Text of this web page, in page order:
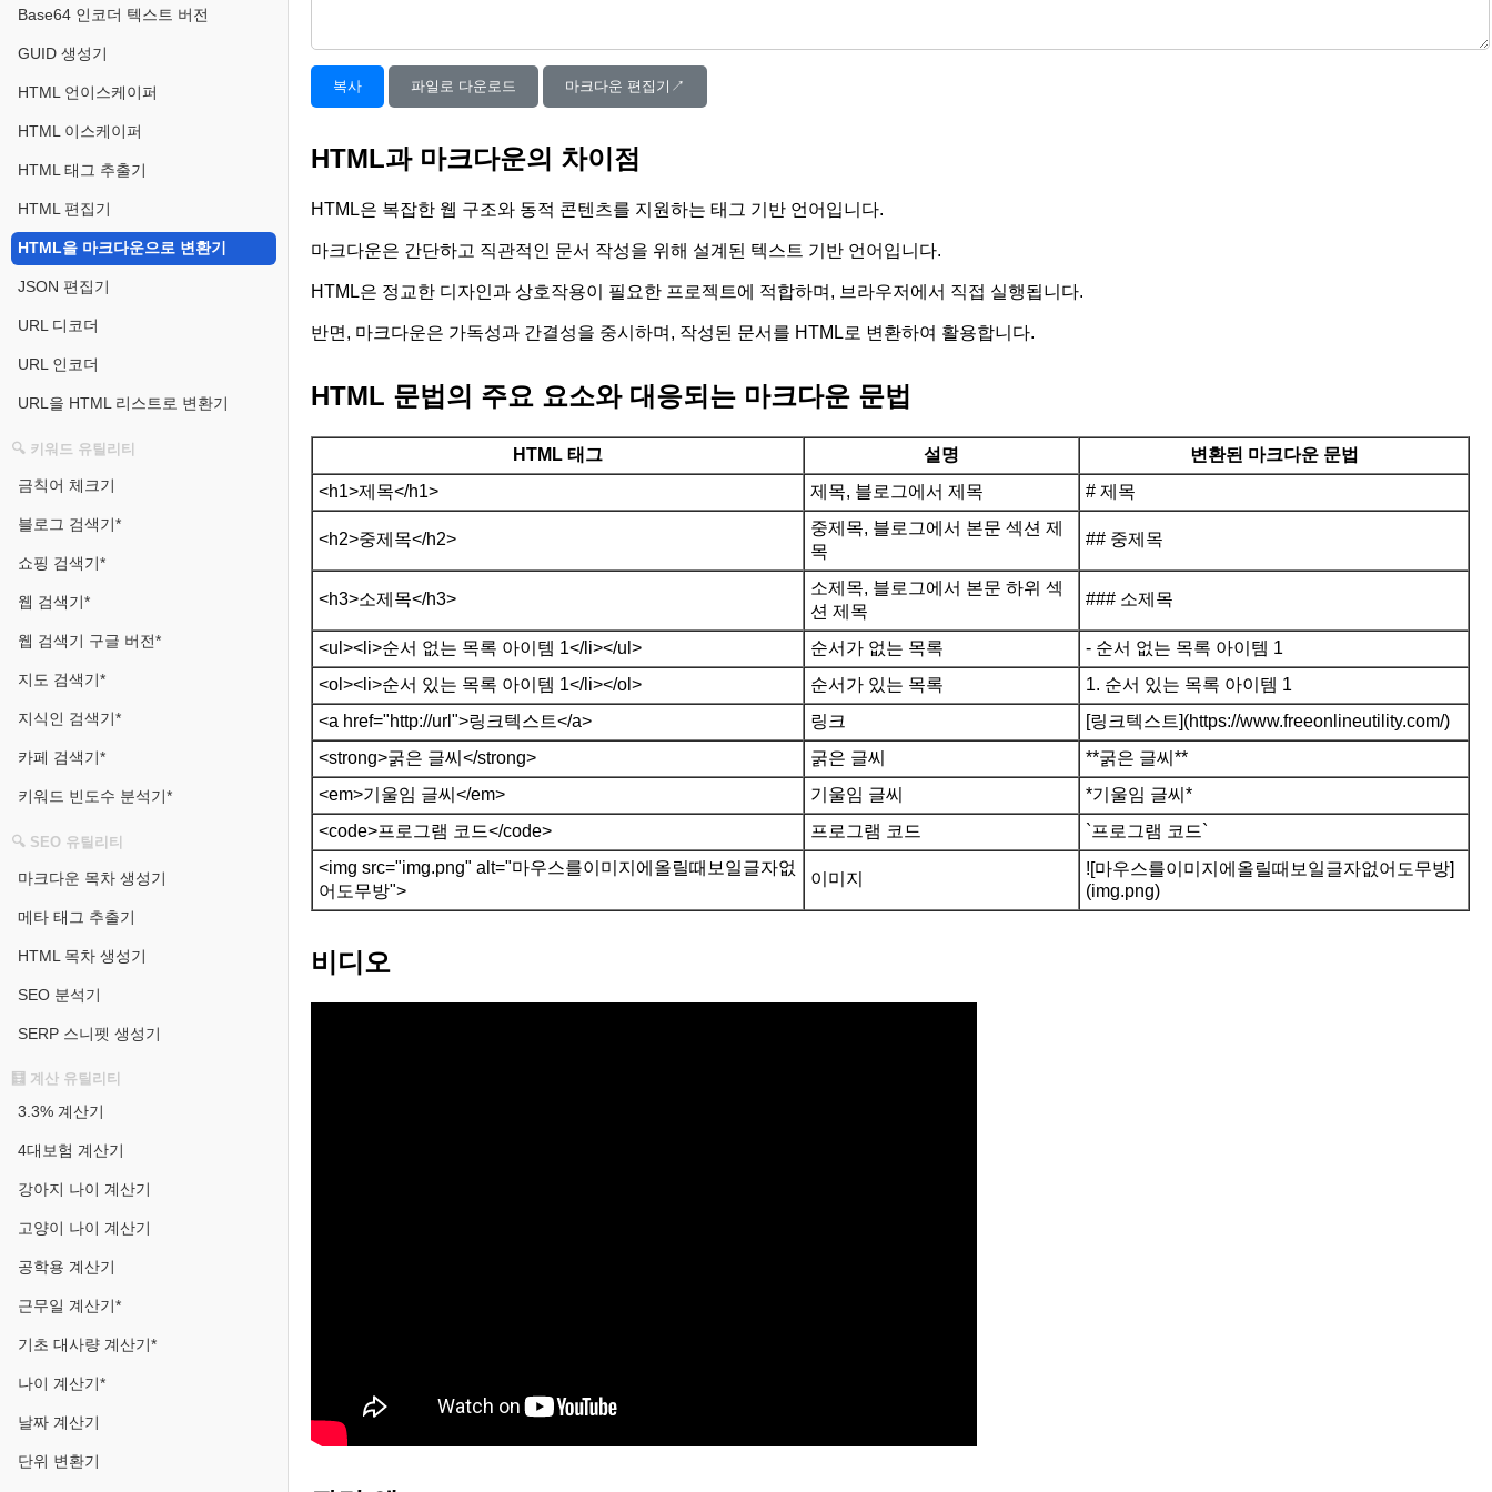
Base64 인코더 텍스트 버전
GUID 생성기
HTML 언이스케이퍼
HTML 이스케이퍼
HTML 태그 추출기
HTML 편집기
HTML을 마크다운으로 변환기
JSON 편집기
URL 디코더
URL 인코더
URL을 HTML 리스트로 변환기
🔍 키워드 유틸리티
금칙어 체크기
블로그 검색기*
쇼핑 검색기*
웹 검색기*
웹 검색기 구글 버전*
지도 검색기*
지식인 검색기*
카페 검색기*
키워드 빈도수 분석기*
🔍 SEO 유틸리티
마크다운 목차 생성기
메타 태그 추출기
HTML 목차 생성기
SEO 분석기
SERP 스니펫 생성기
🧮 계산 유틸리티
3.3% 계산기
4대보험 계산기
강아지 나이 계산기
고양이 나이 계산기
공학용 계산기
근무일 계산기*
기초 대사량 계산기*
나이 계산기*
날짜 계산기
단위 변환기
복사 파일로 다운로드 마크다운 편집기↗︎
HTML과 마크다운의 차이점
HTML은 복잡한 웹 구조와 동적 콘텐츠를 지원하는 태그 기반 언어입니다.
마크다운은 간단하고 직관적인 문서 작성을 위해 설계된 텍스트 기반 언어입니다.
HTML은 정교한 디자인과 상호작용이 필요한 프로젝트에 적합하며, 브라우저에서 직접 실행됩니다.
반면, 마크다운은 가독성과 간결성을 중시하며, 작성된 문서를 HTML로 변환하여 활용합니다.
HTML 문법의 주요 요소와 대응되는 마크다운 문법
HTML 태그 설명
변환된 마크다운 문법
<h1>제목</h1>
제목, 블로그에서 제목 # 제목
<h2>중제목</h2>
중제목, 블로그에서 본문 섹션 제
목
## 중제목
<h3>소제목</h3>
소제목, 블로그에서 본문 하위 섹
션 제목
### 소제목
<ul><li>순서 없는 목록 아이템 1</li></ul> 순서가 없는 목록
- 순서 없는 목록 아이템 1
<ol><li>순서 있는 목록 아이템 1</li></ol>
순서가 있는 목록
1. 순서 있는 목록 아이템 1
<a href="http://url">링크텍스트</a>
링크
[링크텍스트](https://www.freeonlineutility.com/)
<strong>굵은 글씨</strong>
굵은 글씨
**굵은 글씨**
<em>기울임 글씨</em>
기울임 글씨
*기울임 글씨*
<code>프로그램 코드</code>
프로그램 코드
`프로그램 코드`
<img src="img.png" alt="마우스를이미지에올릴때보일글자없
어도무방">
이미지
![마우스를이미지에올릴때보일글자없어도무방]
(img.png)
비디오